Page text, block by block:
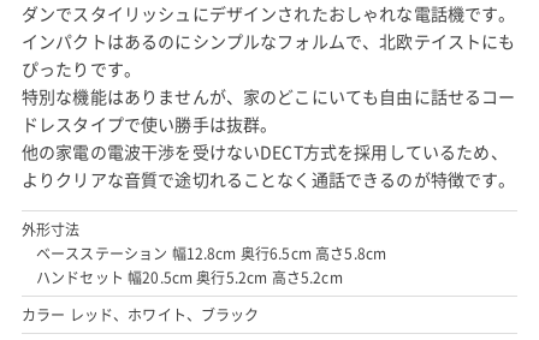
ダンでスタイリッシュにデザインされたおしゃれな電話機です。
インパクトはあるのにシンプルなフォルムで、北欧テイストにも
ぴったりです。
特別な機能はありませんが、家のどこにいても自由に話せるコー
ドレスタイプで使い勝手は抜群。
他の家電の電波干渉を受けないDECT方式を採用しているため、
よりクリアな音質で途切れることなく通話できるのが特徴です。
外形寸法
ベースステーション 幅12.8cm 奥行6.5cm 高さ5.8cm
ハンドセット 幅20.5cm 奥行5.2cm 高さ5.2cm
カラー レッド、ホワイト、ブラック